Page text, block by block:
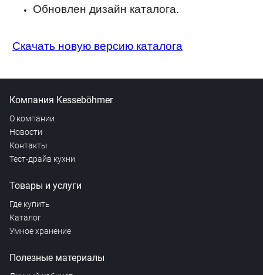
Обновлен дизайн каталога.
Скачать новую версию каталога
Компания Kesseböhmer
О компании
Новости
Контакты
Тест-драйв кухни
Товары и услуги
Где купить
Каталог
Умное хранение
Полезные материалы